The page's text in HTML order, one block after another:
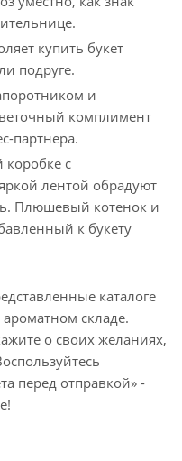
купить букет
подруге.
и
комплимент
партнера.
с
лентой обрадуют
Плюшевый котенок и
к букету
каталоге
складе.
о своих желаниях,
перед отправкой» -